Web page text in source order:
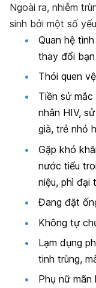
Ngoài ra, nhiễm
sinh bởi một số
Quan hệ
thay đổi
Thói quen
Tiền sử
nhân HIV,
già, trẻ nhỏ
Gặp khó
nước tiểu
niệu, phì đại
Đang đặt
Không tự
Lạm dụng
tinh trùng,
Phụ nữ mãn